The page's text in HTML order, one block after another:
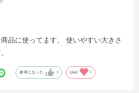
品に使ってます。 使いやすい大きさ
参考になった 0 Like! 0